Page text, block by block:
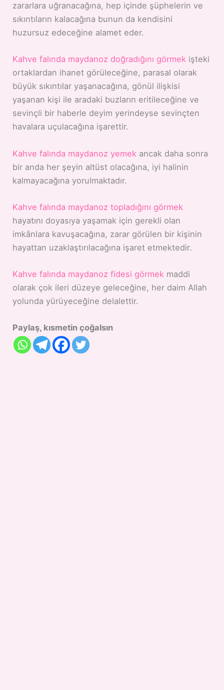
zararlara uğranacağına, hep içinde şüphelerin ve
sıkıntıların kalacağına bunun da kendisini
huzursuz edeceğine alamet eder.
Kahve falında maydanoz doğradığını görmek işteki
ortaklardan ihanet görüleceğine, parasal olarak
büyük sıkıntılar yaşanacağına, gönül ilişkisi
yaşanan kişi ile aradaki buzların eritileceğine ve
sevinçli bir haberle deyim yerindeyse sevinçten
havalara uçulacağına işarettir.
Kahve falında maydanoz yemek ancak daha sonra
bir anda her şeyin altüst olacağına, iyi halinin
kalmayacağına yorulmaktadır.
Kahve falında maydanoz topladığını görmek
hayatını doyasıya yaşamak için gerekli olan
imkânlara kavuşacağına, zarar görülen bir kişinin
hayattan uzaklaştırılacağına işaret etmektedir.
Kahve falında maydanoz fidesi görmek maddi
olarak çok ileri düzeye geleceğine, her daim Allah
yolunda yürüyeceğine delalettir.
Paylaş, kısmetin çoğalsın